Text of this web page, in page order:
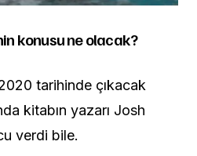
konusu ne olacak?
tarihinde çıkacak
kitabın yazarı Josh
verdi bile.